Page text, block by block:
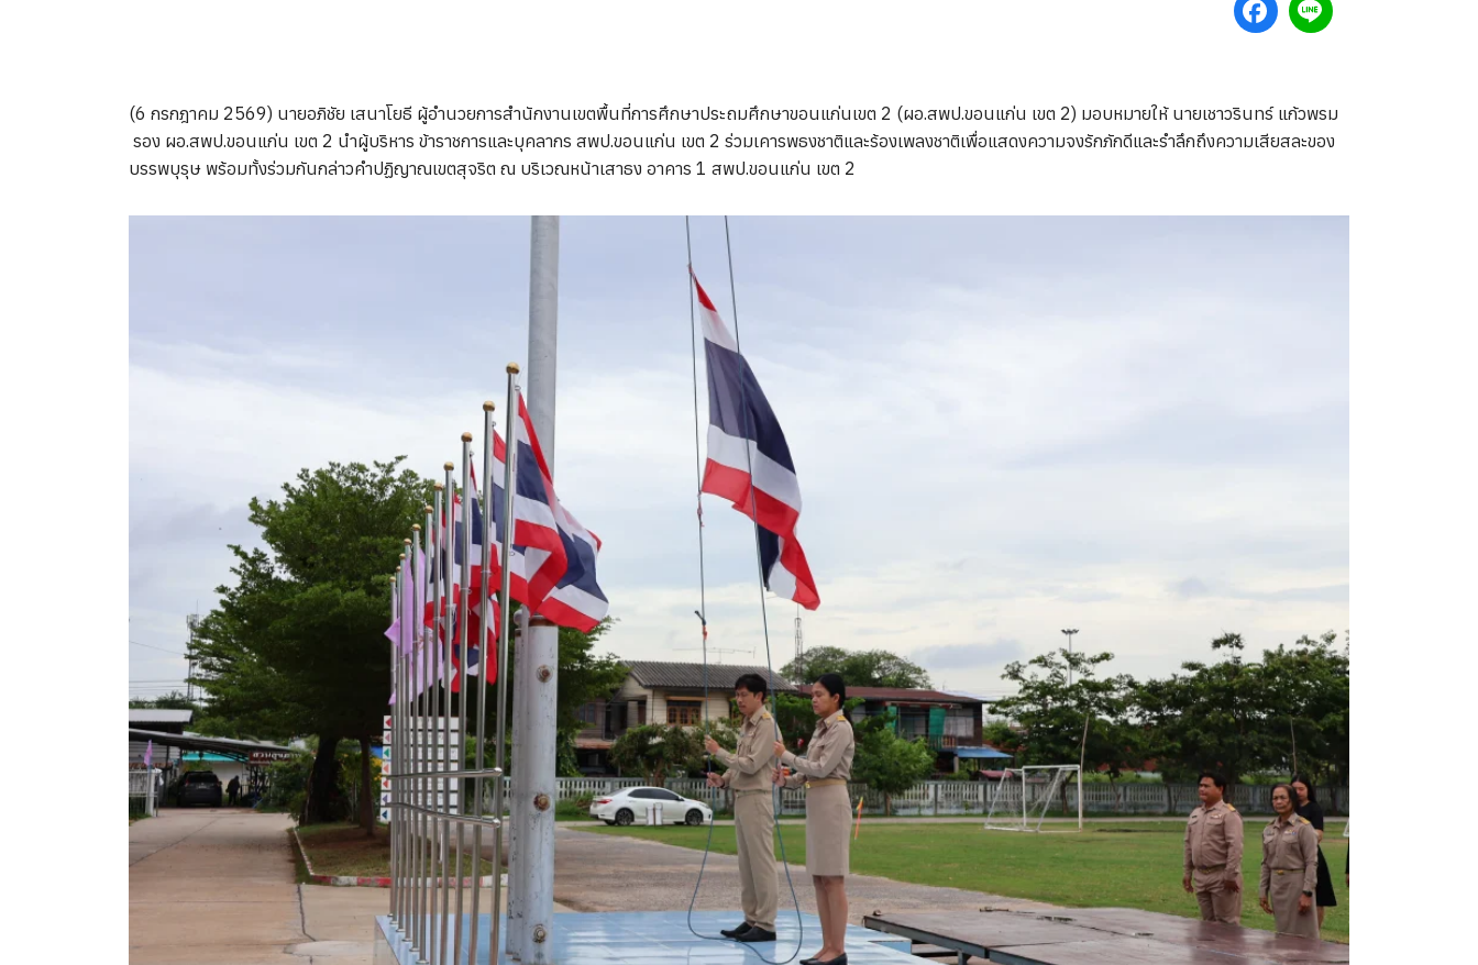
(6 กรกฎาคม 2569) นายอภิชัย เสนาโยธี ผู้อำนวยการสำนักงานเขตพื้นที่การศึกษาประถมศึกษาขอนแก่นเขต 2 (ผอ.สพป.ขอนแก่น เขต 2) มอบหมายให้ นายเชาวรินทร์ แก้วพรม
รอง ผอ.สพป.ขอนแก่น เขต 2 นำผู้บริหาร ข้าราชการและบุคลากร สพป.ขอนแก่น เขต 2 ร่วมเคารพธงชาติและร้องเพลงชาติเพื่อแสดงความจงรักภักดีและรำลึกถึงความเสียสละของ
บรรพบุรุษ พร้อมทั้งร่วมกันกล่าวคำปฏิญาณเขตสุจริต ณ บริเวณหน้าเสาธง อาคาร 1 สพป.ขอนแก่น เขต 2